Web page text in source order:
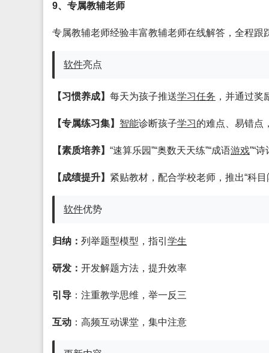
9、专属教辅老师
专属教辅老师经验丰富教辅老师在线解答，全程跟
软件亮点
【习惯养成】 每天为孩子推送学习任务 ，并通过奖
【专属练习集】 智能诊断孩子学习的难点、易错点
【素质培养】 “速算乐园”“奥数天天练”“成语游戏”“诗
【成绩提升】 紧贴教材，配合学校老师，推出“科目
软件优势
归纳： 列举题型模型，指引 学生
研发： 开发解题方法，提升效率
引导 ：注重教学思维，举一反三
互动 ：高频互动课堂，集中注意